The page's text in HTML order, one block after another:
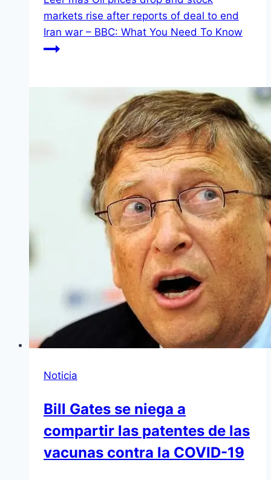
markets rise after reports of deal to end
Iran war – BBC: What You Need To Know
Noticia
Bill Gates se niega a
compartir las patentes de las
vacunas contra la COVID-19